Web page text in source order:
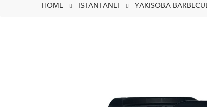
HOME ISTANTANEI YAKISOBA